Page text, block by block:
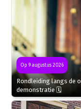
Op 9 augustus 2026
Rondleiding langs de
demonstratie 🗓